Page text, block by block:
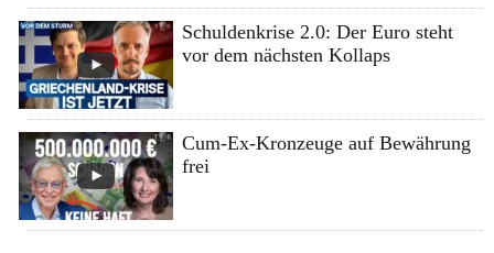
Schuldenkrise 2.0: Der Euro steht
vor dem nächsten Kollaps
Cum-Ex-Kronzeuge auf Bewährung
frei